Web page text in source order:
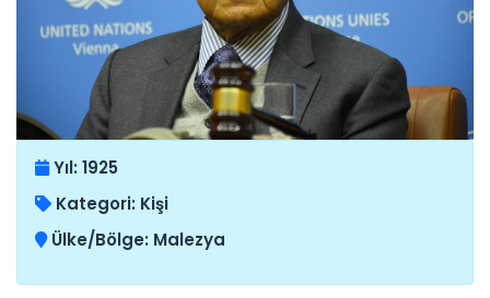
Yıl: 1925
Kategori: Kişi
Ülke/Bölge: Malezya